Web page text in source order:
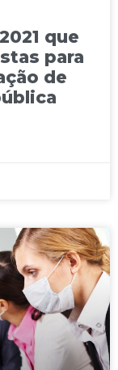
que
para
de